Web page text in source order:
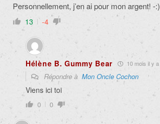
Personnellement, j’en ai pour mon argent! -:)
13 -4
Hélène B. Gummy Bear 10 mois il y a
Répondre à Mon Oncle Cochon
Viens ici toi
0 0